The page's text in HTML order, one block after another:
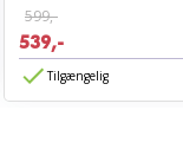
599,-
539,-
Tilgængelig